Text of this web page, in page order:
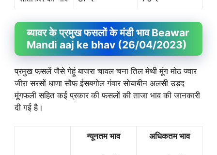
ब्यावर के प्रमुख फसलों के मंडी भाव Beawar
Mandi aaj ke bhav (26/04/2023)
प्रमुख फसलें जैसे गेहूं बाजरा चावल चना तिल मेथी मूंग मोठ ज्वार
जीरा सरसों धाणा सौफ ईसबगोल गंवार सोयाबीन अलसी उड़द
मूंगफली सहित कई प्रकार की फसलों की ताजा भाव की जानकारी
दी गई है।
न्यूनतम भाव अधिकतम भाव